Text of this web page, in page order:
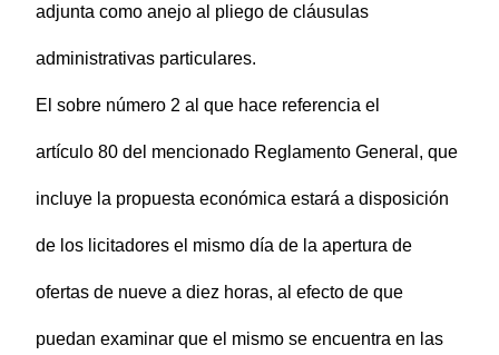
adjunta como anejo al pliego de cláusulas
administrativas particulares.
El sobre número 2 al que hace referencia el
artículo 80 del mencionado Reglamento General, que
incluye la propuesta económica estará a disposición
de los licitadores el mismo día de la apertura de
ofertas de nueve a diez horas, al efecto de que
puedan examinar que el mismo se encuentra en las